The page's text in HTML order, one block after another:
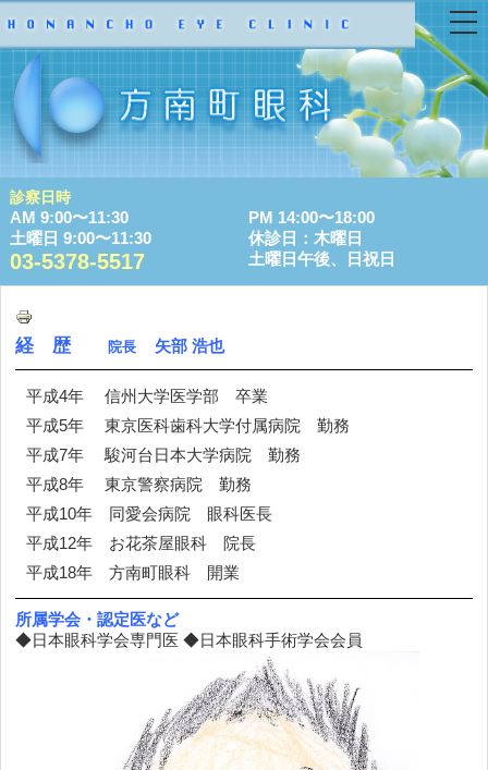
診察日時
AM 9:00〜11:30 PM 14:00〜18:00
土曜日 9:00〜11:30 休診日：木曜日
03-5378-5517 土曜日午後、日祝日
経 歴院長 矢部 浩也
平成4年 信州大学医学部 卒業
平成5年 東京医科歯科大学付属病院 勤務
平成7年 駿河台日本大学病院 勤務
平成8年 東京警察病院 勤務
平成10年 同愛会病院 眼科医長
平成12年 お花茶屋眼科 院長
平成18年 方南町眼科 開業
所属学会・認定医など
◆日本眼科学会専門医 ◆日本眼科手術学会会員